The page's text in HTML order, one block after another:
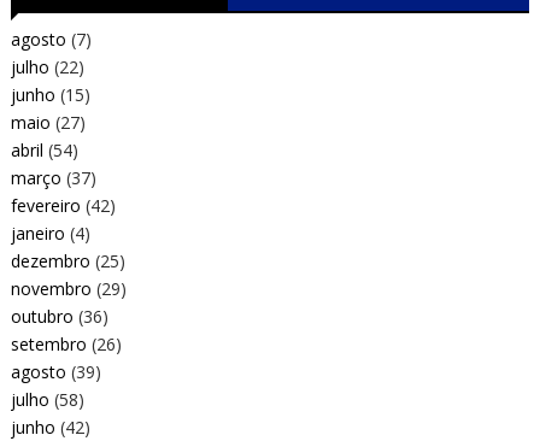
agosto (7)
julho (22)
junho (15)
maio (27)
abril (54)
março (37)
fevereiro (42)
janeiro (4)
dezembro (25)
novembro (29)
outubro (36)
setembro (26)
agosto (39)
julho (58)
junho (42)